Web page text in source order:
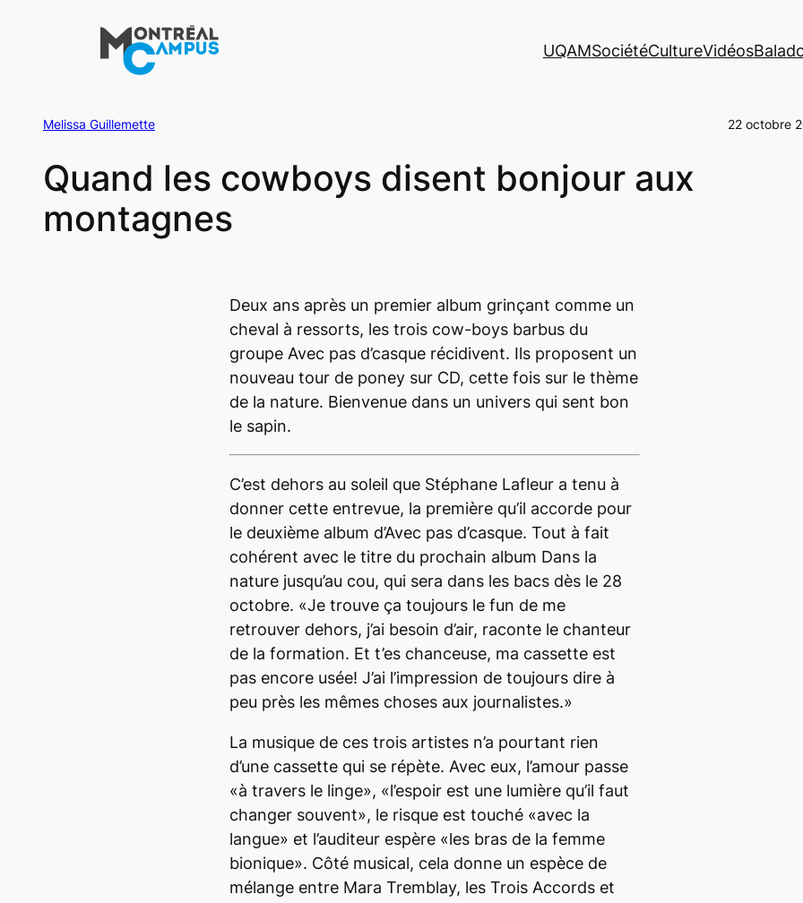
UQAMSociétéCultureVidéos
Melissa Guillemette 22 octobre
Quand les cowboys disent bonjour aux
montagnes
Deux ans après un premier album grinçant comme un
cheval à ressorts, les trois cow-boys barbus du
groupe Avec pas d’casque récidivent. Ils proposent un
nouveau tour de poney sur CD, cette fois sur le thème
de la nature. Bienvenue dans un univers qui sent bon
le sapin.
C’est dehors au soleil que Stéphane Lafleur a tenu à
donner cette entrevue, la première qu’il accorde pour
le deuxième album d’Avec pas d’casque. Tout à fait
cohérent avec le titre du prochain album Dans la
nature jusqu’au cou, qui sera dans les bacs dès le 28
octobre. «Je trouve ça toujours le fun de me
retrouver dehors, j’ai besoin d’air, raconte le chanteur
de la formation. Et t’es chanceuse, ma cassette est
pas encore usée! J’ai l’impression de toujours dire à
peu près les mêmes choses aux journalistes.»
La musique de ces trois artistes n’a pourtant rien
d’une cassette qui se répète. Avec eux, l’amour passe
«à travers le linge», «l’espoir est une lumière qu’il faut
changer souvent», le risque est touché «avec la
langue» et l’auditeur espère «les bras de la femme
bionique». Côté musical, cela donne un espèce de
mélange entre Mara Tremblay, les Trois Accords et